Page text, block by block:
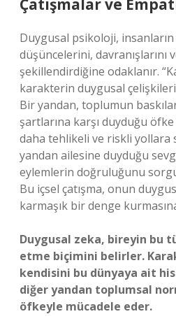
Çatışmalar ve
Duygusal psikoloji, insanların
düşüncelerini, davranışlarını
şekillendirdiğine odaklanır.
karakterin duygusal
Bir yandan, toplumun
şartlarına karşı duyduğu öfke
daha tehlikeli ve riskli
yandan ailesine duyduğu
eylemlerin doğruluğunu
Bu içsel çatışma, onun
karmaşık bir denge
Duygusal zeka, bireyin bu
etme biçimini belirler.
kendisini bu dünyaya ait
diğer yandan toplumsal
öfkeyle mücadele eder.